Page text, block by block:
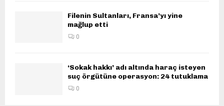
Filenin Sultanları, Fransa’yı yine
mağlup etti
0
‘Sokak hakkı’ adı altında haraç isteyen
suç örgütüne operasyon: 24 tutuklama
0